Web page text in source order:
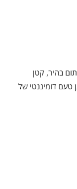
בהיר, קטן
טעם דומיננטי של